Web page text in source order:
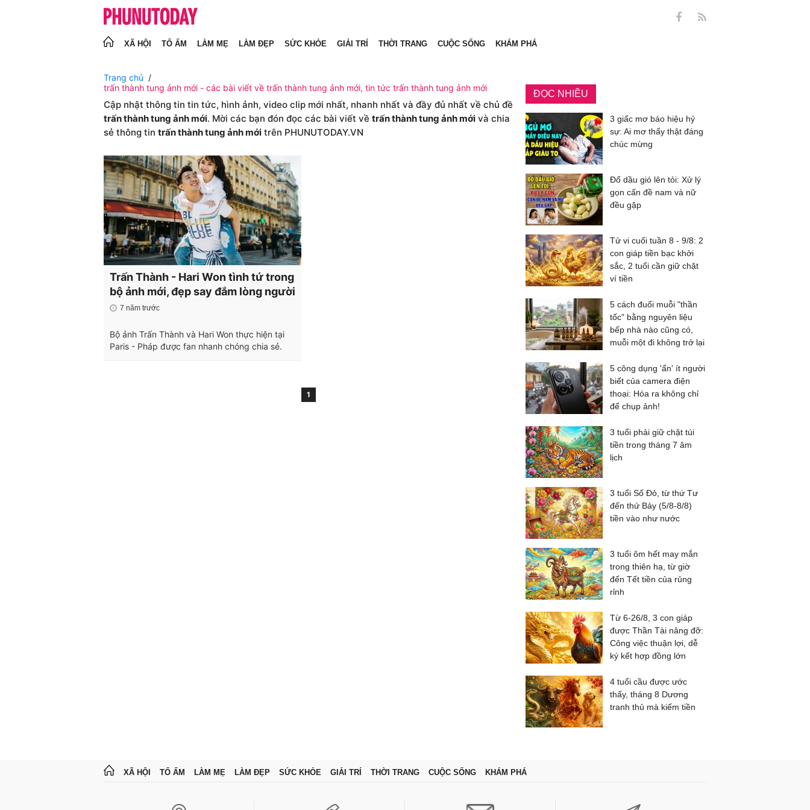
XÃ HỘI TỔ ẤM LÀM MẸ LÀM ĐẸP SỨC KHỎE GIẢI TRÍ THỜI TRANG CUỘC SỐNG KHÁM PHÁ
Trang chủ
trấn thành tung ảnh mới - các bài viết về trấn thành tung ảnh mới, tin tức trấn thành tung ảnh mới
Cập nhật thông tin tin tức, hình ảnh, video clip mới nhất, nhanh nhất và đầy đủ nhất về chủ đề
trấn thành tung ảnh mới. Mời các bạn đón đọc các bài viết về trấn thành tung ảnh mới và chia
sẻ thông tin trấn thành tung ảnh mới trên PHUNUTODAY.VN
Trấn Thành - Hari Won tình tứ trong
bộ ảnh mới, đẹp say đắm lòng người
7 năm trước
Bộ ảnh Trấn Thành và Hari Won thực hiện tại
Paris - Pháp được fan nhanh chóng chia sẻ.
1
ĐỌC NHIỀU
3 giấc mơ báo hiệu hỷ
sự: Ai mơ thấy thật đáng
chúc mừng
Đổ dầu gió lên tỏi: Xử lý
gọn cấn đề nam và nữ
đều gặp
Tử vi cuối tuần 8 - 9/8: 2
con giáp tiền bạc khởi
sắc, 2 tuổi cần giữ chặt
ví tiền
5 cách đuổi muỗi "thần
tốc" bằng nguyên liệu
bếp nhà nào cũng có,
muỗi một đi không trở lại
5 công dụng 'ẩn' ít người
biết của camera điện
thoại: Hóa ra không chỉ
để chụp ảnh!
3 tuổi phải giữ chặt túi
tiền trong tháng 7 âm
lịch
3 tuổi Số Đỏ, từ thứ Tư
đến thứ Bảy (5/8-8/8)
tiền vào như nước
3 tuổi ôm hết may mắn
trong thiên hạ, từ giờ
đến Tết tiền của rủng
rỉnh
Từ 6-26/8, 3 con giáp
được Thần Tài nâng đỡ:
Công việc thuận lợi, dễ
ký kết hợp đồng lớn
4 tuổi cầu được ước
thấy, tháng 8 Dương
tranh thủ mà kiếm tiền
XÃ HỘI TỔ ẤM LÀM MẸ LÀM ĐẸP SỨC KHỎE GIẢI TRÍ THỜI TRANG CUỘC SỐNG KHÁM PHÁ